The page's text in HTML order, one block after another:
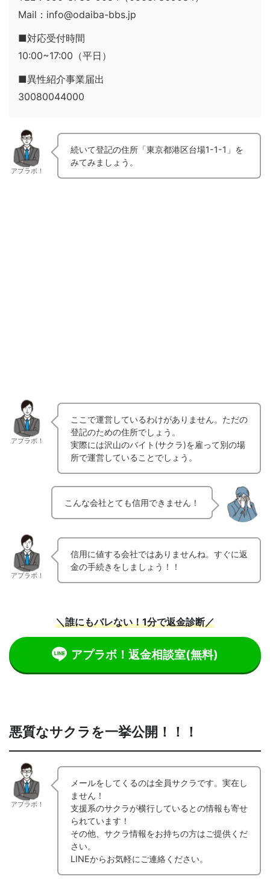
Mail：info@odaiba-bbs.jp
■対応受付時間
10:00~17:00（平日）
■異性紹介事業届出
30080044000
アプラボ！
続いて登記の住所「東京都港区台場1-1-1」を
みてみましょう。
アプラボ！
ここで運営しているわけがありません。ただの
登記のための住所でしょう。
実際には沢山のバイト(サクラ)を雇って別の場
所で運営していることでしょう。
こんな会社とても信用できません！
アプラボ！
信用に値する会社ではありませんね。すぐに返
金の手続きをしましょう！！
＼誰にもバレない！1分で返金診断／
アプラボ！返金相談室(無料)
悪質なサクラを一挙公開！！！
アプラボ！
メールをしてくるのは全員サクラです。実在し
ません！
支援系のサクラが横行しているとの情報も寄せ
られています！
その他、サクラ情報をお持ちの方はご提供くだ
さい。
LINEからお気軽にご連絡ください。